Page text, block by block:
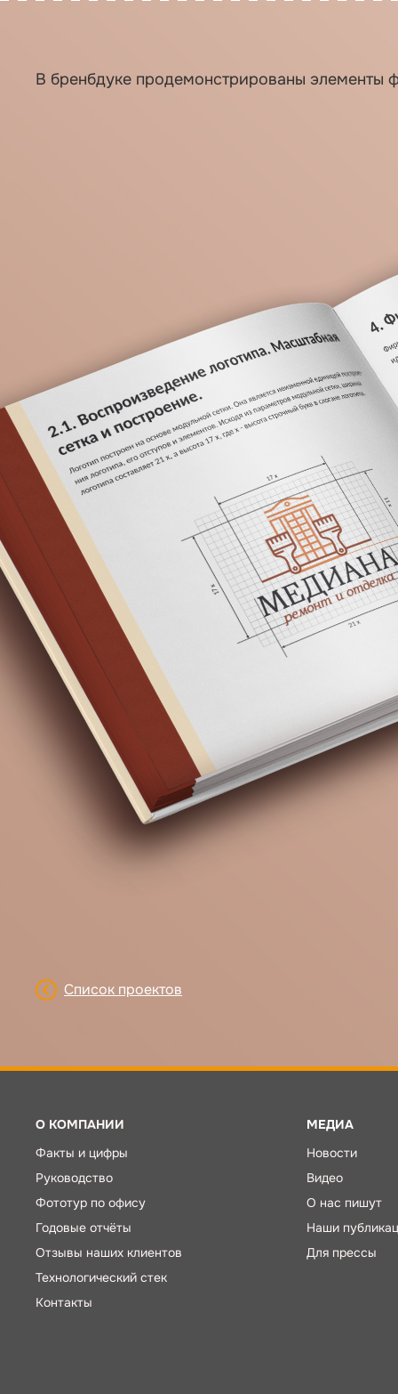
В бренбдуке продемонстрированы элементы
Список проектов
О КОМПАНИИ
Факты и цифры
Руководство
Фототур по офису
Годовые отчёты
Отзывы наших клиентов
Технологический стек
Контакты
МЕДИА
Новости
Видео
О нас пишут
Наши
Для прессы